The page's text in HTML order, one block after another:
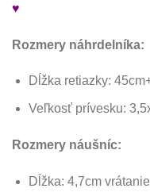
♥
Rozmery náhrdelníka:
Dĺžka retiazky:
Veľkosť prívesku:
Rozmery náušníc:
Dĺžka: 4,7cm